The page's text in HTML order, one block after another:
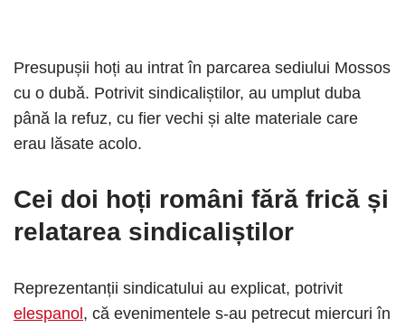
Presupușii hoți au intrat în parcarea sediului Mossos
cu o dubă. Potrivit sindicaliștilor, au umplut duba
până la refuz, cu fier vechi și alte materiale care
erau lăsate acolo.
Cei doi hoți români fără frică și
relatarea sindicaliștilor
Reprezentanții sindicatului au explicat, potrivit
elespanol, că evenimentele s-au petrecut miercuri în